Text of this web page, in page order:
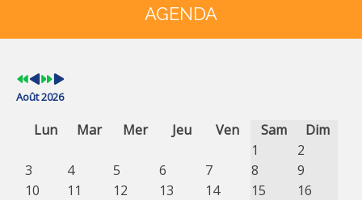
AGENDA
Août 2026
Lun Mar Mer Jeu Ven Sam
Dim
1
2
3
4 5 6 7 8
9
10
11 12 13 14 15
16